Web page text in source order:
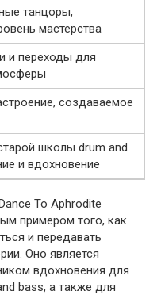
танцоры,
мастерства
и переходы для
создаваемое
школы drum and
и вдохновение
To Aphrodite
примером того, как
и передавать
Оно является
вдохновения для
bass, а также для